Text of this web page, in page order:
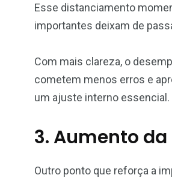
Esse distanciamento
importantes deixam de
Com mais clareza, o
cometem menos erros e
um ajuste interno essencial.
3. Aumento
Outro ponto que reforça a